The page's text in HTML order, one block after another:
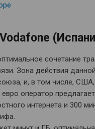
Vodafone
сочетание
Зона действия
и, в том числе,
оператор
интернета и 300